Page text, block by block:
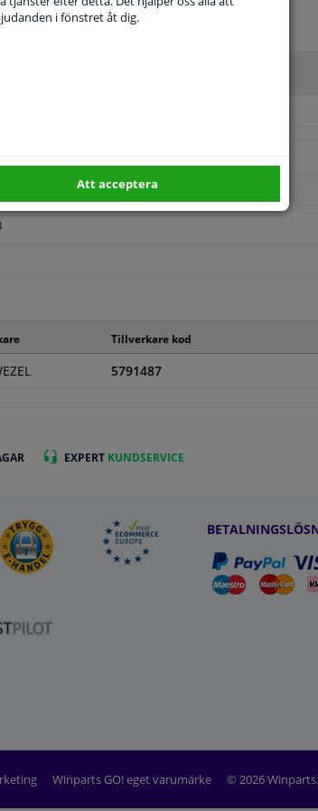
Tillverkare kod
5791487
EXPERT KUNDSERVICE
Winparts GO! eget varumärke © 2026
i fönstret åt dig.
Att acceptera